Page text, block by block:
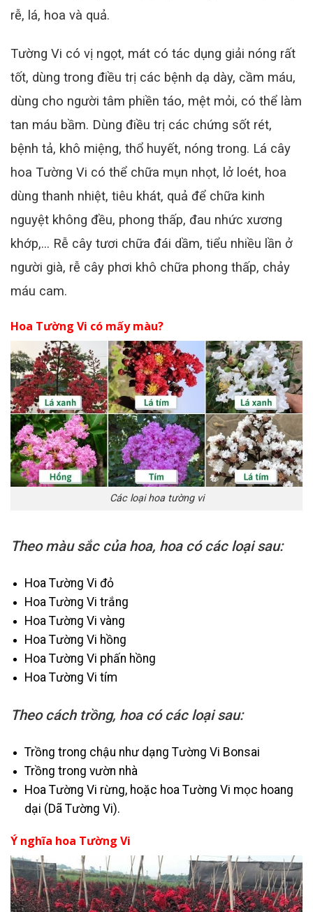
rễ, lá, hoa và quả.
Tường Vi có vị ngọt, mát có tác dụng giải nóng rất
tốt, dùng trong điều trị các bệnh dạ dày, cầm máu,
dùng cho người tâm phiền táo, mệt mỏi, có thể làm
tan máu bầm. Dùng điều trị các chứng sốt rét,
bệnh tả, khô miệng, thổ huyết, nóng trong. Lá cây
hoa Tường Vi có thể chữa mụn nhọt, lở loét, hoa
dùng thanh nhiệt, tiêu khát, quả để chữa kinh
nguyệt không đều, phong thấp, đau nhức xương
khớp,… Rễ cây tươi chữa đái dầm, tiểu nhiều lần ở
người già, rễ cây phơi khô chữa phong thấp, chảy
máu cam.
Hoa Tường Vi có mấy màu?
Các loại hoa tường vi
Theo màu sắc của hoa, hoa có các loại sau:
Hoa Tường Vi đỏ
Hoa Tường Vi trắng
Hoa Tường Vi vàng
Hoa Tường Vi hồng
Hoa Tường Vi phấn hồng
Hoa Tường Vi tím
Theo cách trồng, hoa có các loại sau:
Trồng trong chậu như dạng Tường Vi Bonsai
Trồng trong vườn nhà
Hoa Tường Vi rừng, hoặc hoa Tường Vi mọc hoang
dại (Dã Tường Vi).
Ý nghĩa hoa Tường Vi